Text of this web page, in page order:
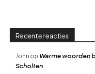
Recente reacties
John op Warme woorden
Scholten